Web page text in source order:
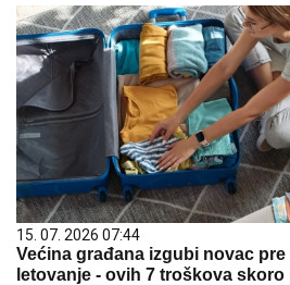
15. 07. 2026 07:44
Većina građana izgubi novac
letovanje - ovih 7 troškova